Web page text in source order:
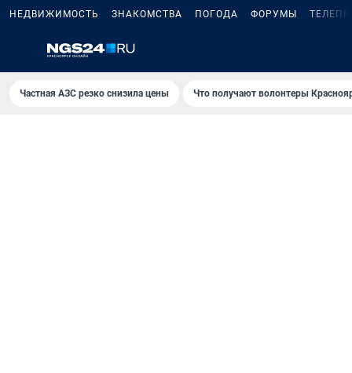
НЕДВИЖИМОСТЬ ЗНАКОМСТВА ПОГОДА ФОРУМЫ
Частная АЗС резко снизила цены Что получают волонтеры